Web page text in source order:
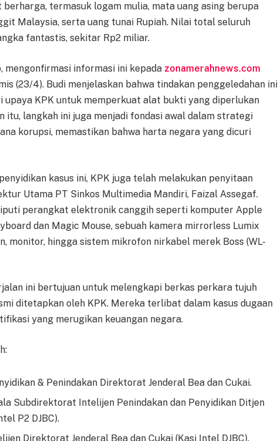
termasuk logam mulia, mata uang asing berupa
Malaysia, serta uang tunai Rupiah. Nilai total seluruh
fantastis, sekitar Rp2 miliar.
mengonfirmasi informasi ini kepada zonamerahnews.com
(23/4). Budi menjelaskan bahwa tindakan penggeledahan ini
upaya KPK untuk memperkuat alat bukti yang diperlukan
itu, langkah ini juga menjadi fondasi awal dalam strategi
korupsi, memastikan bahwa harta negara yang dicuri
kasus ini, KPK juga telah melakukan penyitaan
Utama PT Sinkos Multimedia Mandiri, Faizal Assegaf.
perangkat elektronik canggih seperti komputer Apple
dan Magic Mouse, sebuah kamera mirrorless Lumix
monitor, hingga sistem mikrofon nirkabel merek Boss (WL-
ini bertujuan untuk melengkapi berkas perkara tujuh
ditetapkan oleh KPK. Mereka terlibat dalam kasus dugaan
yang merugikan keuangan negara.
& Penindakan Direktorat Jenderal Bea dan Cukai.
Subdirektorat Intelijen Penindakan dan Penyidikan Ditjen
P2 DJBC).
Direktorat Jenderal Bea dan Cukai (Kasi Intel DJBC).